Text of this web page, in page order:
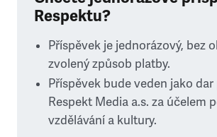
Respektu?
Příspěvek je jednorázový, bez
zvolený způsob platby.
Příspěvek bude veden jako
Respekt Media a.s. za účelem
vzdělávání a kultury.